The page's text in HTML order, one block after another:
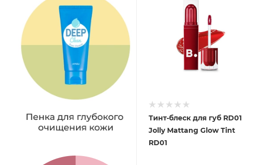
Тинт-блеск для губ RD01
Jolly Mattang Glow Tint
RD01